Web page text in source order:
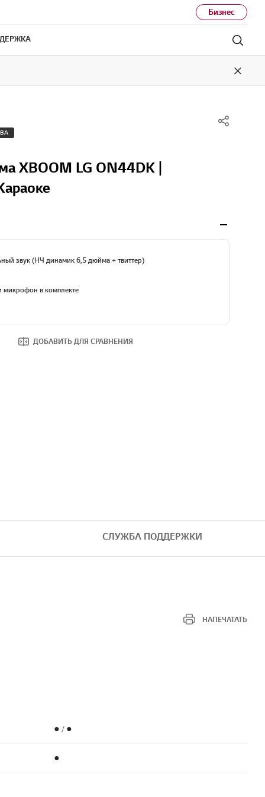
Бизнес
Close
XBOOM LG ON44DK |
звук (НЧ динамик 6,5 дюйма + твиттер)
микрофон в комплекте
ДОБАВИТЬ ДЛЯ СРАВНЕНИЯ
СЛУЖБА ПОДДЕРЖКИ
НАПЕЧАТАТЬ
● / ●
●